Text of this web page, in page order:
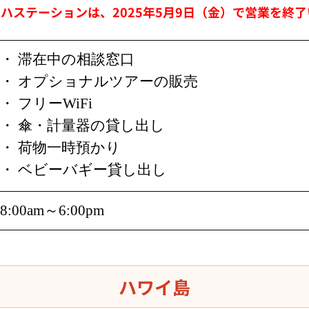
ステーションは、2025年5月9日（金）で営業を終了
・ 滞在中の相談窓口
・ オプショナルツアーの販売
・ フリーWiFi
・ 傘・計量器の貸し出し
・ 荷物一時預かり
・ ベビーバギー貸し出し
8:00am～6:00pm
ハワイ島